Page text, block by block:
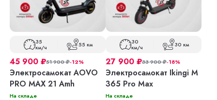
35
км/ч 55 км
45 900 ₽51 900₽-12%
Электросамокат AOVO
PRO MAX 21 Amh
На складе
30
км/ч 30 км
27 900 ₽33 900₽-18%
Электросамокат Ikingi M
365 Pro Max
На складе